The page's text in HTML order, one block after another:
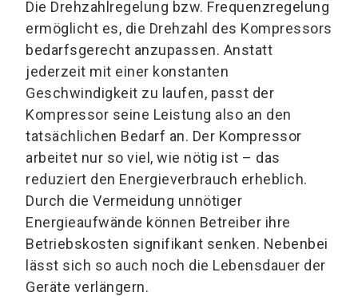
Die Drehzahlregelung bzw. Frequenzregelung
ermöglicht es, die Drehzahl des Kompressors
bedarfsgerecht anzupassen. Anstatt
jederzeit mit einer konstanten
Geschwindigkeit zu laufen, passt der
Kompressor seine Leistung also an den
tatsächlichen Bedarf an. Der Kompressor
arbeitet nur so viel, wie nötig ist – das
reduziert den Energieverbrauch erheblich.
Durch die Vermeidung unnötiger
Energieaufwände können Betreiber ihre
Betriebskosten signifikant senken. Nebenbei
lässt sich so auch noch die Lebensdauer der
Geräte verlängern.